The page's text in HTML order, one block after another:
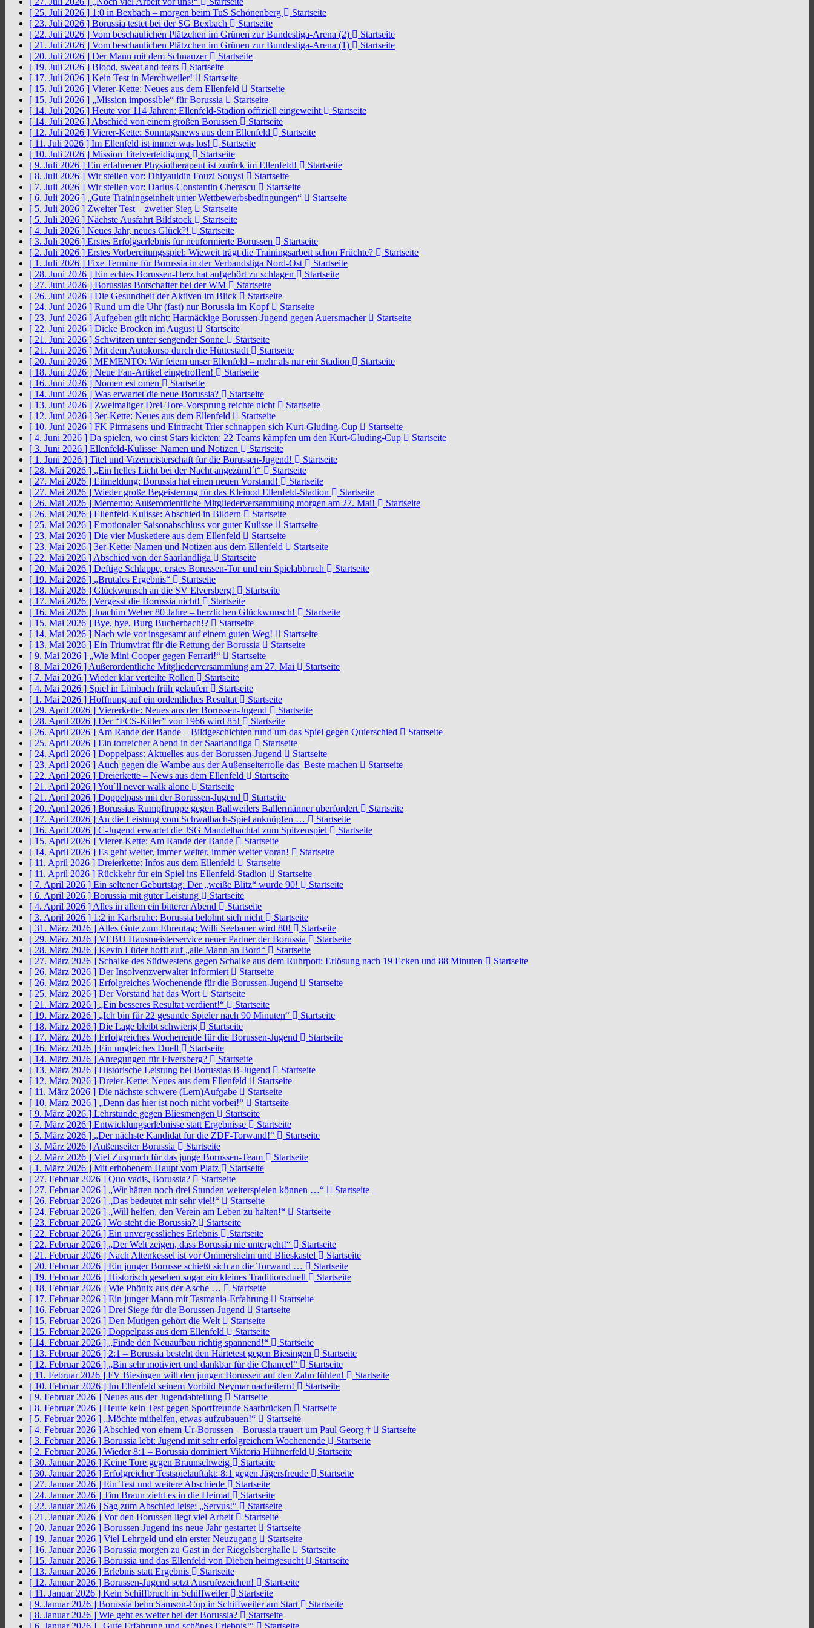
[ 25. Juli 2026 ] 1:0 in Bexbach – morgen beim TuS Schönenberg
Startseite
[ 23. Juli 2026 ] Borussia testet bei der SG Bexbach
Startseite
[ 22. Juli 2026 ] Vom beschaulichen Plätzchen im Grünen zur Bundesliga-Arena (2)
Startseite
[ 21. Juli 2026 ] Vom beschaulichen Plätzchen im Grünen zur Bundesliga-Arena (1)
Startseite
[ 20. Juli 2026 ] Der Mann mit dem Schnauzer
Startseite
[ 19. Juli 2026 ] Blood, sweat and tears
Startseite
[ 17. Juli 2026 ] Kein Test in Merchweiler!
Startseite
[ 15. Juli 2026 ] Vierer-Kette: Neues aus dem Ellenfeld
Startseite
[ 15. Juli 2026 ] „Mission impossible“ für Borussia
Startseite
[ 14. Juli 2026 ] Heute vor 114 Jahren: Ellenfeld-Stadion offiziell eingeweiht
Startseite
[ 14. Juli 2026 ] Abschied von einem großen Borussen
Startseite
[ 12. Juli 2026 ] Vierer-Kette: Sonntagsnews aus dem Ellenfeld
Startseite
[ 11. Juli 2026 ] Im Ellenfeld ist immer was los!
Startseite
[ 10. Juli 2026 ] Mission Titelverteidigung
Startseite
[ 9. Juli 2026 ] Ein erfahrener Physiotherapeut ist zurück im Ellenfeld!
Startseite
[ 8. Juli 2026 ] Wir stellen vor: Dhiyauldin Fouzi Souysi
Startseite
[ 7. Juli 2026 ] Wir stellen vor: Darius-Constantin Cherascu
Startseite
[ 6. Juli 2026 ] „Gute Trainingseinheit unter Wettbewerbsbedingungen“
Startseite
[ 5. Juli 2026 ] Zweiter Test – zweiter Sieg
Startseite
[ 5. Juli 2026 ] Nächste Ausfahrt Bildstock
Startseite
[ 4. Juli 2026 ] Neues Jahr, neues Glück?!
Startseite
[ 3. Juli 2026 ] Erstes Erfolgserlebnis für neuformierte Borussen
Startseite
[ 2. Juli 2026 ] Erstes Vorbereitungsspiel: Wieweit trägt die Trainingsarbeit schon Früchte?
Startseite
[ 1. Juli 2026 ] Fixe Termine für Borussia in der Verbandsliga Nord-Ost
Startseite
[ 28. Juni 2026 ] Ein echtes Borussen-Herz hat aufgehört zu schlagen
Startseite
[ 27. Juni 2026 ] Borussias Botschafter bei der WM
Startseite
[ 26. Juni 2026 ] Die Gesundheit der Aktiven im Blick
Startseite
[ 24. Juni 2026 ] Rund um die Uhr (fast) nur Borussia im Kopf
Startseite
[ 23. Juni 2026 ] Aufgeben gilt nicht: Hartnäckige Borussen-Jugend gegen Auersmacher
Startseite
[ 22. Juni 2026 ] Dicke Brocken im August
Startseite
[ 21. Juni 2026 ] Schwitzen unter sengender Sonne
Startseite
[ 21. Juni 2026 ] Mit dem Autokorso durch die Hüttestadt
Startseite
[ 20. Juni 2026 ] MEMENTO: Wir feiern unser Ellenfeld – mehr als nur ein Stadion
Startseite
[ 18. Juni 2026 ] Neue Fan-Artikel eingetroffen!
Startseite
[ 16. Juni 2026 ] Nomen est omen
Startseite
[ 14. Juni 2026 ] Was erwartet die neue Borussia?
Startseite
[ 13. Juni 2026 ] Zweimaliger Drei-Tore-Vorsprung reichte nicht
Startseite
[ 12. Juni 2026 ] 3er-Kette: Neues aus dem Ellenfeld
Startseite
[ 10. Juni 2026 ] FK Pirmasens und Eintracht Trier schnappen sich Kurt-Gluding-Cup
Startseite
[ 4. Juni 2026 ] Da spielen, wo einst Stars kickten: 22 Teams kämpfen um den Kurt-Gluding-Cup
Startseite
[ 3. Juni 2026 ] Ellenfeld-Kulisse: Namen und Notizen
Startseite
[ 1. Juni 2026 ] Titel und Vizemeisterschaft für die Borussen-Jugend!
Startseite
[ 28. Mai 2026 ] „Ein helles Licht bei der Nacht angezünd´t“
Startseite
[ 27. Mai 2026 ] Eilmeldung: Borussia hat einen neuen Vorstand!
Startseite
[ 27. Mai 2026 ] Wieder große Begeisterung für das Kleinod Ellenfeld-Stadion
Startseite
[ 26. Mai 2026 ] Memento: Außerordentliche Mitgliederversammlung morgen am 27. Mai!
Startseite
[ 26. Mai 2026 ] Ellenfeld-Kulisse: Abschied in Bildern
Startseite
[ 25. Mai 2026 ] Emotionaler Saisonabschluss vor guter Kulisse
Startseite
[ 23. Mai 2026 ] Die vier Musketiere aus dem Ellenfeld
Startseite
[ 23. Mai 2026 ] 3er-Kette: Namen und Notizen aus dem Ellenfeld
Startseite
[ 22. Mai 2026 ] Abschied von der Saarlandliga
Startseite
[ 20. Mai 2026 ] Deftige Schlappe, erstes Borussen-Tor und ein Spielabbruch
Startseite
[ 19. Mai 2026 ] „Brutales Ergebnis“
Startseite
[ 18. Mai 2026 ] Glückwunsch an die SV Elversberg!
Startseite
[ 17. Mai 2026 ] Vergesst die Borussia nicht!
Startseite
[ 16. Mai 2026 ] Joachim Weber 80 Jahre – herzlichen Glückwunsch!
Startseite
[ 15. Mai 2026 ] Bye, bye, Burg Bucherbach!?
Startseite
[ 14. Mai 2026 ] Nach wie vor insgesamt auf einem guten Weg!
Startseite
[ 13. Mai 2026 ] Ein Triumvirat für die Rettung der Borussia
Startseite
[ 9. Mai 2026 ] „Wie Mini Cooper gegen Ferrari!“
Startseite
[ 8. Mai 2026 ] Außerordentliche Mitgliederversammlung am 27. Mai
Startseite
[ 7. Mai 2026 ] Wieder klar verteilte Rollen
Startseite
[ 4. Mai 2026 ] Spiel in Limbach früh gelaufen
Startseite
[ 1. Mai 2026 ] Hoffnung auf ein ordentliches Resultat
Startseite
[ 29. April 2026 ] Viererkette: Neues aus der Borussen-Jugend
Startseite
[ 28. April 2026 ] Der “FCS-Killer” von 1966 wird 85!
Startseite
[ 26. April 2026 ] Am Rande der Bande – Bildgeschichten rund um das Spiel gegen Quierschied
Startseite
[ 25. April 2026 ] Ein torreicher Abend in der Saarlandliga
Startseite
[ 24. April 2026 ] Doppelpass: Aktuelles aus der Borussen-Jugend
Startseite
[ 23. April 2026 ] Auch gegen die Wambe aus der Außenseiterrolle das Beste machen
Startseite
[ 22. April 2026 ] Dreierkette – News aus dem Ellenfeld
Startseite
[ 21. April 2026 ]You´ll never walk alone
Startseite
[ 21. April 2026 ] Doppelpass mit der Borussen-Jugend
Startseite
[ 20. April 2026 ] Borussias Rumpftruppe gegen Ballweilers Ballermänner überfordert
Startseite
[ 17. April 2026 ] An die Leistung vom Schwalbach-Spiel anknüpfen …
Startseite
[ 16. April 2026 ] C-Jugend erwartet die JSG Mandelbachtal zum Spitzenspiel
Startseite
[ 15. April 2026 ] Vierer-Kette: Am Rande der Bande
Startseite
[ 14. April 2026 ] Es geht weiter, immer weiter, immer weiter voran!
Startseite
[ 11. April 2026 ] Dreierkette: Infos aus dem Ellenfeld
Startseite
[ 11. April 2026 ] Rückkehr für ein Spiel ins Ellenfeld-Stadion
Startseite
[ 7. April 2026 ] Ein seltener Geburtstag: Der „weiße Blitz“ wurde 90!
Startseite
[ 6. April 2026 ] Borussia mit guter Leistung
Startseite
[ 4. April 2026 ] Alles in allem ein bitterer Abend
Startseite
[ 3. April 2026 ] 1:2 in Karlsruhe: Borussia belohnt sich nicht
Startseite
[ 31. März 2026 ] Alles Gute zum Ehrentag: Willi Seebauer wird 80!
Startseite
[ 29. März 2026 ] VEBU Hausmeisterservice neuer Partner der Borussia
Startseite
[ 28. März 2026 ] Kevin Lüder hofft auf „alle Mann an Bord“
Startseite
[ 27. März 2026 ] Schalke des Südwestens gegen Schalke aus dem Ruhrpott: Erlösung nach 19 Ecken und 88 Minuten
Startseite
[ 26. März 2026 ] Der Insolvenzverwalter informiert
Startseite
[ 26. März 2026 ] Erfolgreiches Wochenende für die Borussen-Jugend
Startseite
[ 25. März 2026 ] Der Vorstand hat das Wort
Startseite
[ 21. März 2026 ] „Ein besseres Resultat verdient!“
Startseite
[ 19. März 2026 ] „Ich bin für 22 gesunde Spieler nach 90 Minuten“
Startseite
[ 18. März 2026 ] Die Lage bleibt schwierig
Startseite
[ 17. März 2026 ] Erfolgreiches Wochenende für die Borussen-Jugend
Startseite
[ 16. März 2026 ] Ein ungleiches Duell
Startseite
[ 14. März 2026 ] Anregungen für Elversberg?
Startseite
[ 13. März 2026 ] Historische Leistung bei Borussias B-Jugend
Startseite
[ 12. März 2026 ] Dreier-Kette: Neues aus dem Ellenfeld
Startseite
[ 11. März 2026 ] Die nächste schwere (Lern)Aufgabe
Startseite
[ 10. März 2026 ] „Denn das hier ist noch nicht vorbei!“
Startseite
[ 9. März 2026 ] Lehrstunde gegen Bliesmengen
Startseite
[ 7. März 2026 ] Entwicklungserlebnisse statt Ergebnisse
Startseite
[ 5. März 2026 ] „Der nächste Kandidat für die ZDF-Torwand!“
Startseite
[ 3. März 2026 ] Außenseiter Borussia
Startseite
[ 2. März 2026 ] Viel Zuspruch für das junge Borussen-Team
Startseite
[ 1. März 2026 ] Mit erhobenem Haupt vom Platz
Startseite
[ 27. Februar 2026 ] Quo vadis, Borussia?
Startseite
[ 27. Februar 2026 ] „Wir hätten noch drei Stunden weiterspielen können …“
Startseite
[ 26. Februar 2026 ] „Das bedeutet mir sehr viel!“
Startseite
[ 24. Februar 2026 ] „Will helfen, den Verein am Leben zu halten!“
Startseite
[ 23. Februar 2026 ] Wo steht die Borussia?
Startseite
[ 22. Februar 2026 ] Ein unvergessliches Erlebnis
Startseite
[ 22. Februar 2026 ] „Der Welt zeigen, dass Borussia nie untergeht!“
Startseite
[ 21. Februar 2026 ] Nach Altenkessel ist vor Ommersheim und Blieskastel
Startseite
[ 20. Februar 2026 ] Ein junger Borusse schießt sich an die Torwand …
Startseite
[ 19. Februar 2026 ] Historisch gesehen sogar ein kleines Traditionsduell
Startseite
[ 18. Februar 2026 ] Wie Phönix aus der Asche …
Startseite
[ 17. Februar 2026 ] Ein junger Mann mit Tasmania-Erfahrung
Startseite
[ 16. Februar 2026 ] Drei Siege für die Borussen-Jugend
Startseite
[ 15. Februar 2026 ] Den Mutigen gehört die Welt
Startseite
[ 15. Februar 2026 ] Doppelpass aus dem Ellenfeld
Startseite
[ 14. Februar 2026 ] „Finde den Neuaufbau richtig spannend!“
Startseite
[ 13. Februar 2026 ] 2:1 – Borussia besteht den Härtetest gegen Biesingen
Startseite
[ 12. Februar 2026 ] „Bin sehr motiviert und dankbar für die Chance!“
Startseite
[ 11. Februar 2026 ] FV Biesingen will den jungen Borussen auf den Zahn fühlen!
Startseite
[ 10. Februar 2026 ] Im Ellenfeld seinem Vorbild Neymar nacheifern!
Startseite
[ 9. Februar 2026 ] Neues aus der Jugendabteilung
Startseite
[ 8. Februar 2026 ] Heute kein Test gegen Sportfreunde Saarbrücken
Startseite
[ 5. Februar 2026 ] „Möchte mithelfen, etwas aufzubauen!“
Startseite
[ 4. Februar 2026 ] Abschied von einem Ur-Borussen – Borussia trauert um Paul Georg †
Startseite
[ 3. Februar 2026 ] Borussia lebt: Jugend mit sehr erfolgreichem Wochenende
Startseite
[ 2. Februar 2026 ] Wieder 8:1 – Borussia dominiert Viktoria Hühnerfeld
Startseite
[ 30. Januar 2026 ] Keine Tore gegen Braunschweig
Startseite
[ 30. Januar 2026 ] Erfolgreicher Testspielauftakt: 8:1 gegen Jägersfreude
Startseite
[ 27. Januar 2026 ] Ein Test und weitere Abschiede
Startseite
[ 24. Januar 2026 ] Tim Braun zieht es in die Heimat
Startseite
[ 22. Januar 2026 ] Sag zum Abschied leise: „Servus!“
Startseite
[ 21. Januar 2026 ] Vor den Borussen liegt viel Arbeit
Startseite
[ 20. Januar 2026 ] Borussen-Jugend ins neue Jahr gestartet
Startseite
[ 19. Januar 2026 ] Viel Lehrgeld und ein erster Neuzugang
Startseite
[ 16. Januar 2026 ] Borussia morgen zu Gast in der Riegelsberghalle
Startseite
[ 15. Januar 2026 ] Borussia und das Ellenfeld von Dieben heimgesucht
Startseite
[ 13. Januar 2026 ] Erlebnis statt Ergebnis
Startseite
[ 12. Januar 2026 ] Borussen-Jugend setzt Ausrufezeichen!
Startseite
[ 11. Januar 2026 ] Kein Schiffbruch in Schiffweiler
Startseite
[ 9. Januar 2026 ] Borussia beim Samson-Cup in Schiffweiler am Start
Startseite
[ 8. Januar 2026 ] Wie geht es weiter bei der Borussia?
Startseite
[ 6. Januar 2026 ]
„Gute Erfahrung und schönes Erlebnis!“ Startseite